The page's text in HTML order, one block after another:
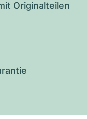
Originalteilen